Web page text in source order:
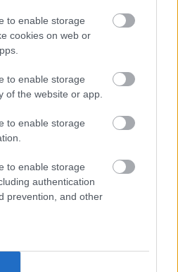
to enable storage
cookies on web or
to enable storage
of the website or app.
to enable storage
to enable storage
authentication
prevention, and other
απλή σωματική βλάβη
στελέχη του ΟΣΕ
παράβαση καθήκοντος
της διαδικασίας
με ιδιαίτερο
σύλλογοι και πρόσωπα
ως
κομβική για την